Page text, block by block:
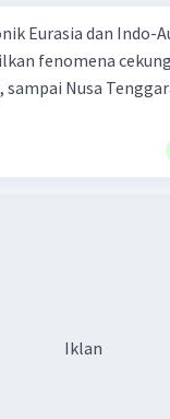
Eurasia dan Indo-
fenomena
Tenggara. SEBAB
Iklan